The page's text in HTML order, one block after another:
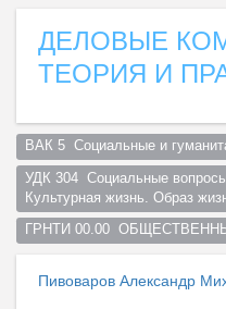
ДЕЛОВЫЕ
ТЕОРИЯ И
ВАК 5  Социальные и
УДК 304  Социальные
Культурная жизнь. Образ
ГРНТИ 00.00
Пивоваров Александр